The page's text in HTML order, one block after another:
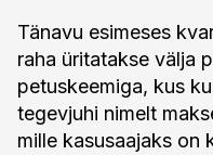
Tänavu esimeses
raha üritatakse välja
petuskeemiga, kus
tegevjuhi nimelt
mille kasusaajaks on